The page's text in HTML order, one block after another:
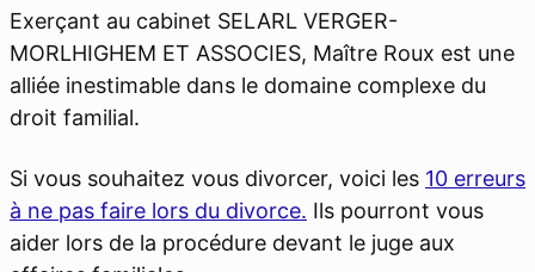
Exerçant au cabinet SELARL VERGER-
MORLHIGHEM ET ASSOCIES, Maître Roux est une
alliée inestimable dans le domaine complexe du
droit familial.
Si vous souhaitez vous divorcer, voici les 10 erreurs
à ne pas faire lors du divorce. Ils pourront vous
aider lors de la procédure devant le juge aux